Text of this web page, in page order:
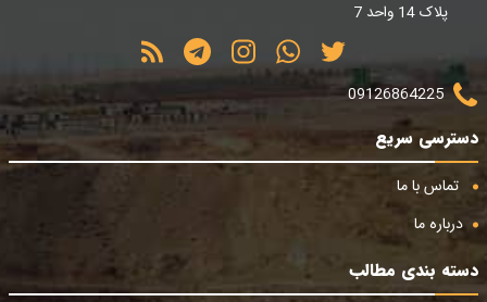
پلاک 14 واحد 7
09126864225
دسترسی سریع
تماس با ما
درباره ما
دسته بندی مطالب